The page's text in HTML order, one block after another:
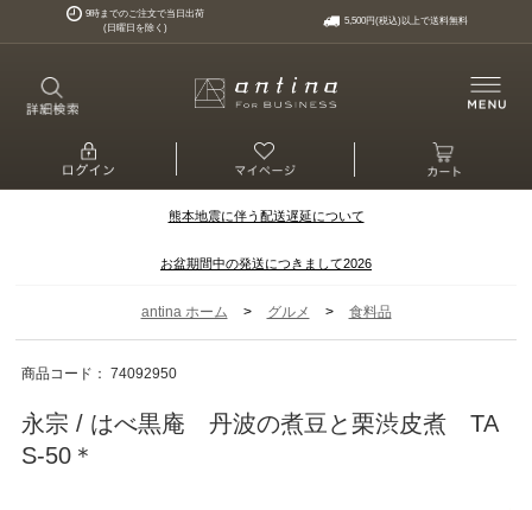
9時までのご注文で当日出荷
(日曜日を除く)
5,500円(税込)以上で送料無料
熊本地震に伴う配送遅延について
お盆期間中の発送につきまして2026
antina ホーム > グルメ > 食料品
商品コード： 74092950
永宗 / はべ黒庵 丹波の煮豆と栗渋皮煮 TA
S-50＊